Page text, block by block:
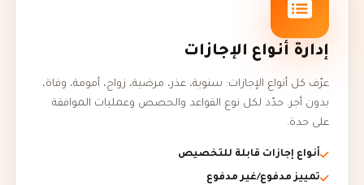
إدارة أنواع الإجازات
عرّف كل أنواع الإجازات: سنوية، عذر، مرضية، زواج، أمومة، وفاة،
بدون أجر. حدّد لكل نوع القواعد والحصص وعمليات الموافقة
على حدة.
أنواع إجازات قابلة للتخصيص
تمييز مدفوع/غير مدفوع